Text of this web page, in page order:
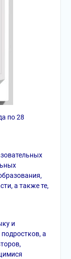
по 28
а также те,
и
подростков, а